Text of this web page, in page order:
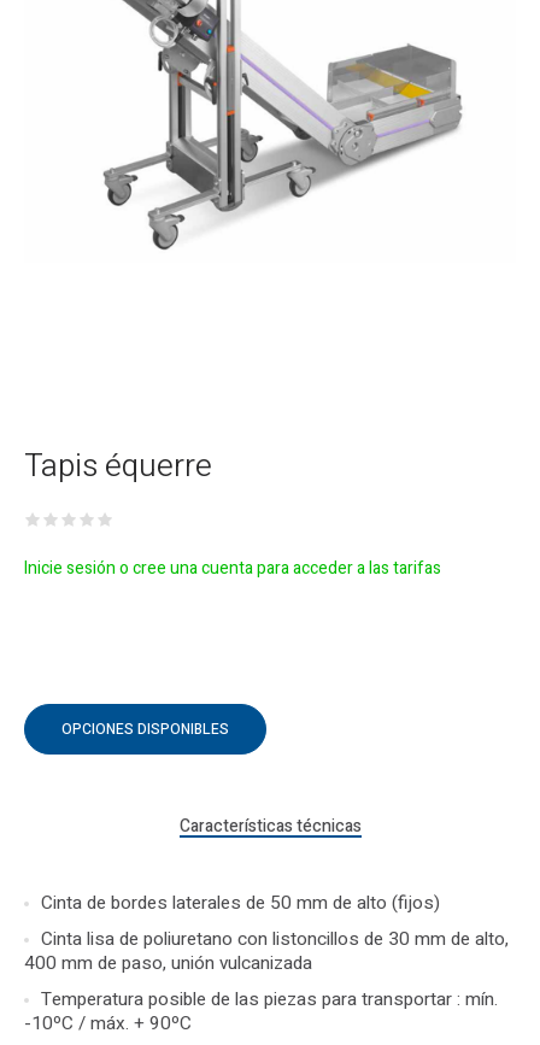
Tapis équerre
Inicie sesión o cree una cuenta para acceder a las tarifas
OPCIONES DISPONIBLES
Características técnicas
Cinta de bordes laterales de 50 mm de alto (fijos)
Cinta lisa de poliuretano con listoncillos de 30 mm de alto,
400 mm de paso, unión vulcanizada
Temperatura posible de las piezas para transportar : mín.
-10ºC / máx. + 90ºC